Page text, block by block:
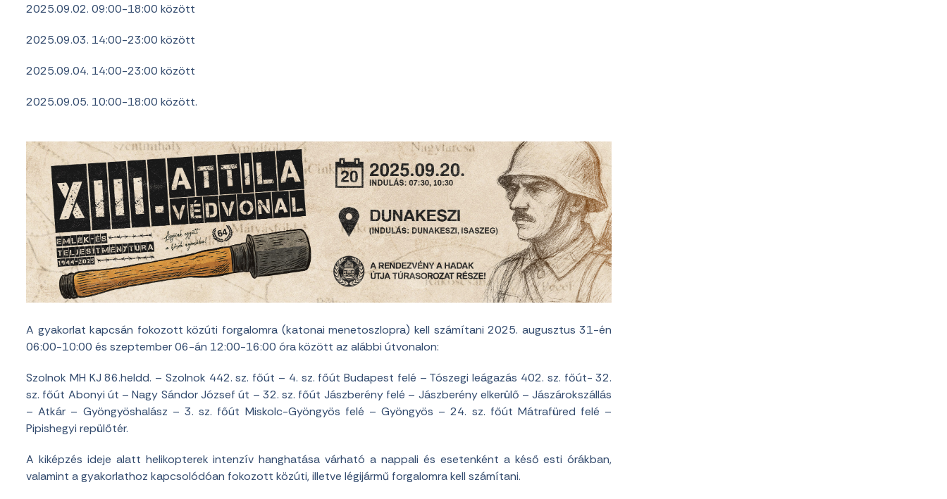
2025.09.02. 09:00-18:00 között
2025.09.03. 14:00-23:00 között
2025.09.04. 14:00-23:00 között
2025.09.05. 10:00-18:00 között.
A gyakorlat kapcsán fokozott közúti forgalomra (katonai menetoszlopra) kell számítani 2025. augusztus 31-én
06:00-10:00 és szeptember 06-án 12:00-16:00 óra között az alábbi útvonalon:
Szolnok MH KJ 86.heldd. – Szolnok 442. sz. főút – 4. sz. főút Budapest felé – Tószegi leágazás 402. sz. főút- 32.
sz. főút Abonyi út – Nagy Sándor József út – 32. sz. főút Jászberény felé – Jászberény elkerülő – Jászárokszállás
– Atkár – Gyöngyöshalász – 3. sz. főút Miskolc-Gyöngyös felé – Gyöngyös – 24. sz. főút Mátrafüred felé –
Pipishegyi repülőtér.
A kiképzés ideje alatt helikopterek intenzív hanghatása várható a nappali és esetenként a késő esti órákban,
valamint a gyakorlathoz kapcsolódóan fokozott közúti, illetve légijármű forgalomra kell számítani.